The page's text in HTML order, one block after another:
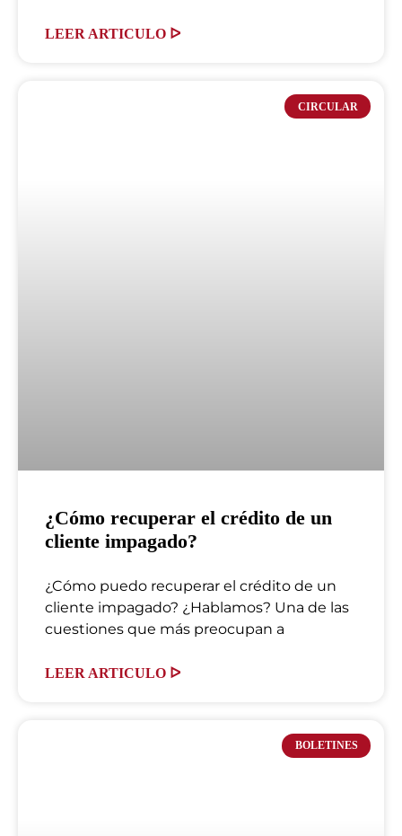
LEER ARTICULO ᐅ
CIRCULAR
¿Cómo recuperar el crédito de un
cliente impagado?
¿Cómo puedo recuperar el crédito de un
cliente impagado? ¿Hablamos? Una de las
cuestiones que más preocupan a
LEER ARTICULO ᐅ
BOLETINES